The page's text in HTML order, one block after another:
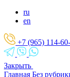
ru
en
+7 (965) 114-
Закрыть
Главная Без